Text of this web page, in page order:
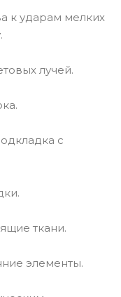
к ударам мелких
лучей.
с
ткани.
элементы.